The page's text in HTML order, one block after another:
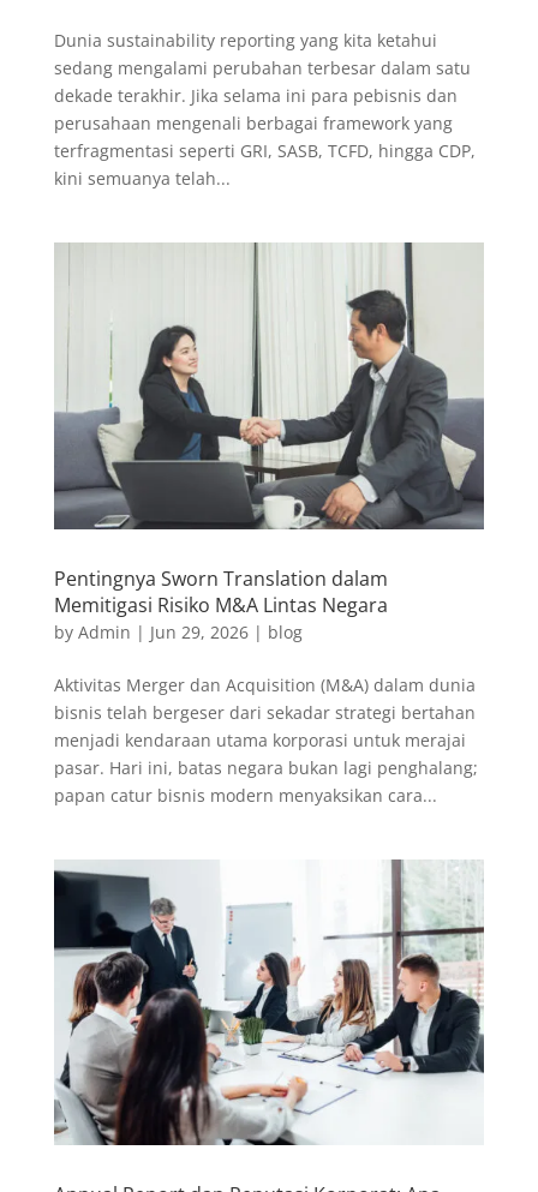
Dunia sustainability reporting yang kita ketahui
sedang mengalami perubahan terbesar dalam satu
dekade terakhir. Jika selama ini para pebisnis dan
perusahaan mengenali berbagai framework yang
terfragmentasi seperti GRI, SASB, TCFD, hingga CDP,
kini semuanya telah...
Pentingnya Sworn Translation dalam
Memitigasi Risiko M&A Lintas Negara
by Admin | Jun 29, 2026| blog
Aktivitas Merger dan Acquisition (M&A) dalam dunia
bisnis telah bergeser dari sekadar strategi bertahan
menjadi kendaraan utama korporasi untuk merajai
pasar. Hari ini, batas negara bukan lagi penghalang;
papan catur bisnis modern menyaksikan cara...